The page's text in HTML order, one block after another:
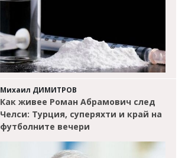
Михаил ДИМИТРОВ
Как живее Роман Абрамович след
Челси: Турция, суперяхти и край на
футболните вечери